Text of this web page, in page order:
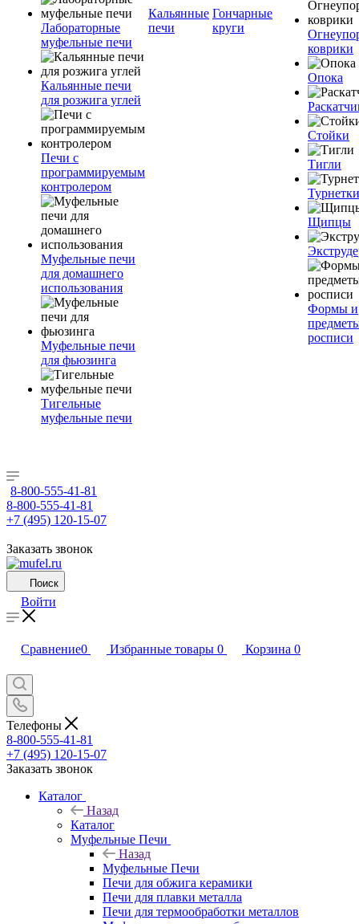
Лабораторные
муфельные печи
Кальянные печи
для розжига углей
Печи с
программируемым
контролером
Муфельные печи
для домашнего
использования
Муфельные печи
для фьюзинга
Тигельные
муфельные печи
Кальянные
печи
Гончарные
круги
коврики
Опока
Стойки
Тигли
Турнетки
Щипцы
Формы и
росписи
8-800-555-41-81
8-800-555-41-81
+7 (495) 120-15-07
Заказать звонок
Поиск
Войти
Сравнение0 Избранные товары 0 Корзина 0
Телефоны
8-800-555-41-81
+7 (495) 120-15-07
Заказать звонок
Каталог
Назад
Каталог
Муфельные Печи
Назад
Муфельные Печи
Печи для обжига керамики
Печи для плавки металла
Печи для термообработки металлов